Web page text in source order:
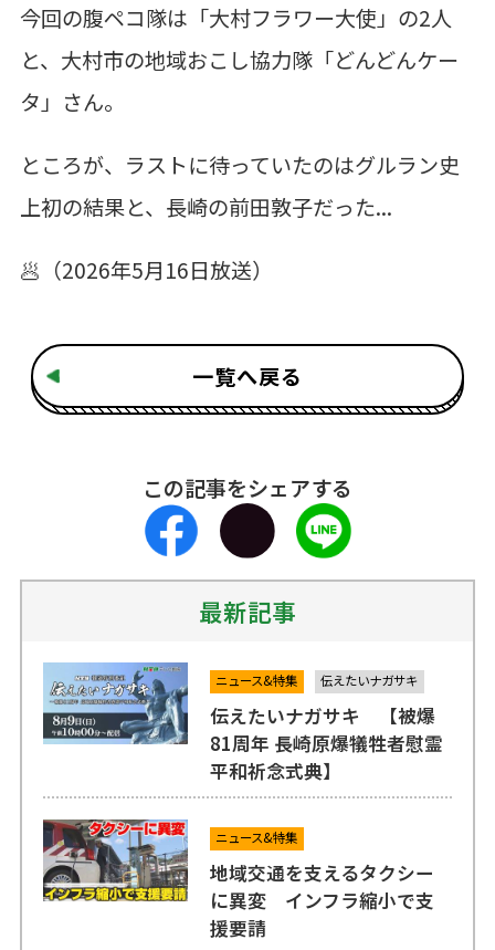
今回の腹ペコ隊は「大村フラワー大使」の2人
と、大村市の地域おこし協力隊「どんどんケー
タ」さん。
ところが、ラストに待っていたのはグルラン史
上初の結果と、長崎の前田敦子だった...
🥟（2026年5月16日放送）
一覧へ戻る
この記事をシェアする
最新記事
ニュース&特集 伝えたいナガサキ
伝えたいナガサキ 【被爆
81周年 長崎原爆犠牲者慰霊
平和祈念式典】
ニュース&特集
地域交通を支えるタクシー
に異変 インフラ縮小で支
援要請